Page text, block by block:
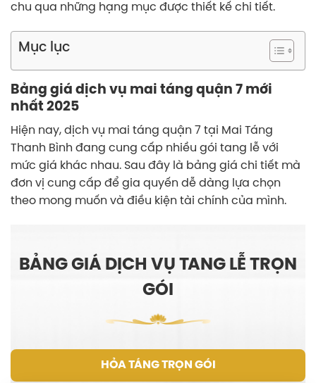
chu qua những hạng mục được thiết kế chi tiết.
Mục lục
Bảng giá dịch vụ mai táng quận 7 mới
nhất 2025
Hiện nay, dịch vụ mai táng quận 7 tại Mai Táng
Thanh Bình đang cung cấp nhiều gói tang lễ với
mức giá khác nhau. Sau đây là bảng giá chi tiết mà
đơn vị cung cấp để gia quyến dễ dàng lựa chọn
theo mong muốn và điều kiện tài chính của mình.
BẢNG GIÁ DỊCH VỤ TANG LỄ TRỌN
GÓI
HỎA TÁNG TRỌN GÓI